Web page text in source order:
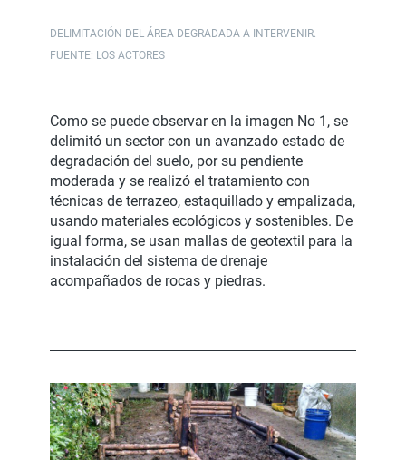
DELIMITACIÓN DEL ÁREA DEGRADADA A INTERVENIR.
FUENTE: LOS ACTORES
Como se puede observar en la imagen No 1, se
delimitó un sector con un avanzado estado de
degradación del suelo, por su pendiente
moderada y se realizó el tratamiento con
técnicas de terrazeo, estaquillado y empalizada,
usando materiales ecológicos y sostenibles. De
igual forma, se usan mallas de geotextil para la
instalación del sistema de drenaje
acompañados de rocas y piedras.